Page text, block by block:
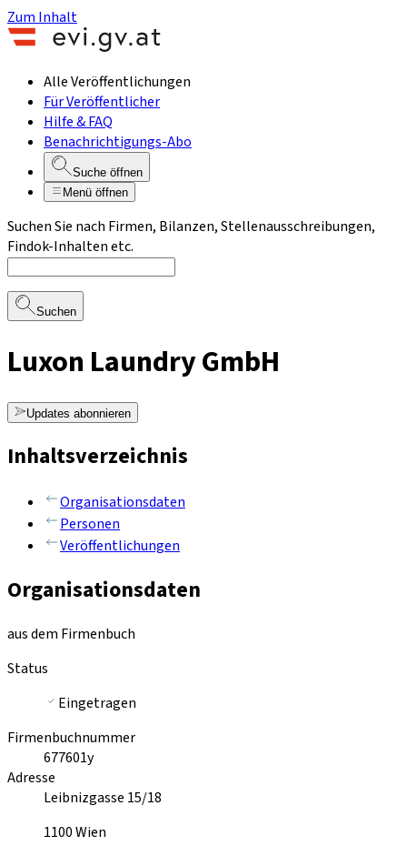
Zum Inhalt
Alle Veröffentlichungen
Für Veröffentlicher
Hilfe & FAQ
Benachrichtigungs-Abo
Suche öffnen
Menü öffnen
Suchen Sie nach Firmen, Bilanzen, Stellenausschreibungen,
Findok-Inhalten etc.
Suchen
Luxon Laundry GmbH
Updates abonnieren
Inhaltsverzeichnis
Organisationsdaten
Personen
Veröffentlichungen
Organisationsdaten
aus dem Firmenbuch
Status
Eingetragen
Firmenbuchnummer
677601y
Adresse
Leibnizgasse 15/18
1100Wien